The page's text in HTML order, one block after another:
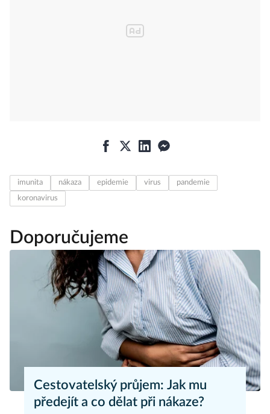
imunita nákaza epidemie virus
pandemie
koronavirus
Doporučujeme
Cestovatelský průjem: Jak mu
předejít a co dělat při nákaze?